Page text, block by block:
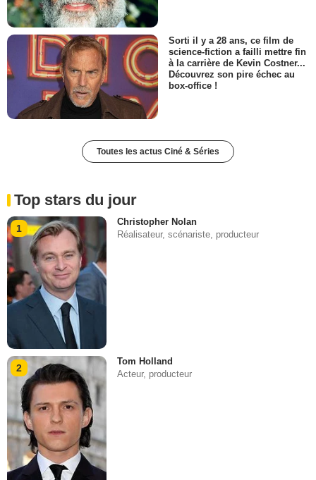
Sorti il y a 28 ans, ce film de
science-fiction a failli mettre fin
à la carrière de Kevin Costner...
Découvrez son pire échec au
box-office !
Toutes les actus Ciné & Séries
Top stars du jour
1
Christopher Nolan
Réalisateur, scénariste, producteur
2
Tom Holland
Acteur, producteur